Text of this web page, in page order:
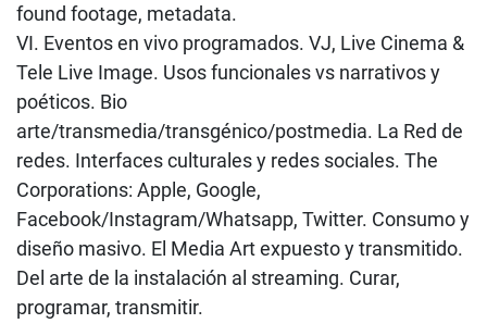
found footage, metadata.
VI. Eventos en vivo programados. VJ, Live Cinema &
Tele Live Image. Usos funcionales vs narrativos y
poéticos. Bio
arte/transmedia/transgénico/postmedia. La Red de
redes. Interfaces culturales y redes sociales. The
Corporations: Apple, Google,
Facebook/Instagram/Whatsapp, Twitter. Consumo y
diseño masivo. El Media Art expuesto y transmitido.
Del arte de la instalación al streaming. Curar,
programar, transmitir.